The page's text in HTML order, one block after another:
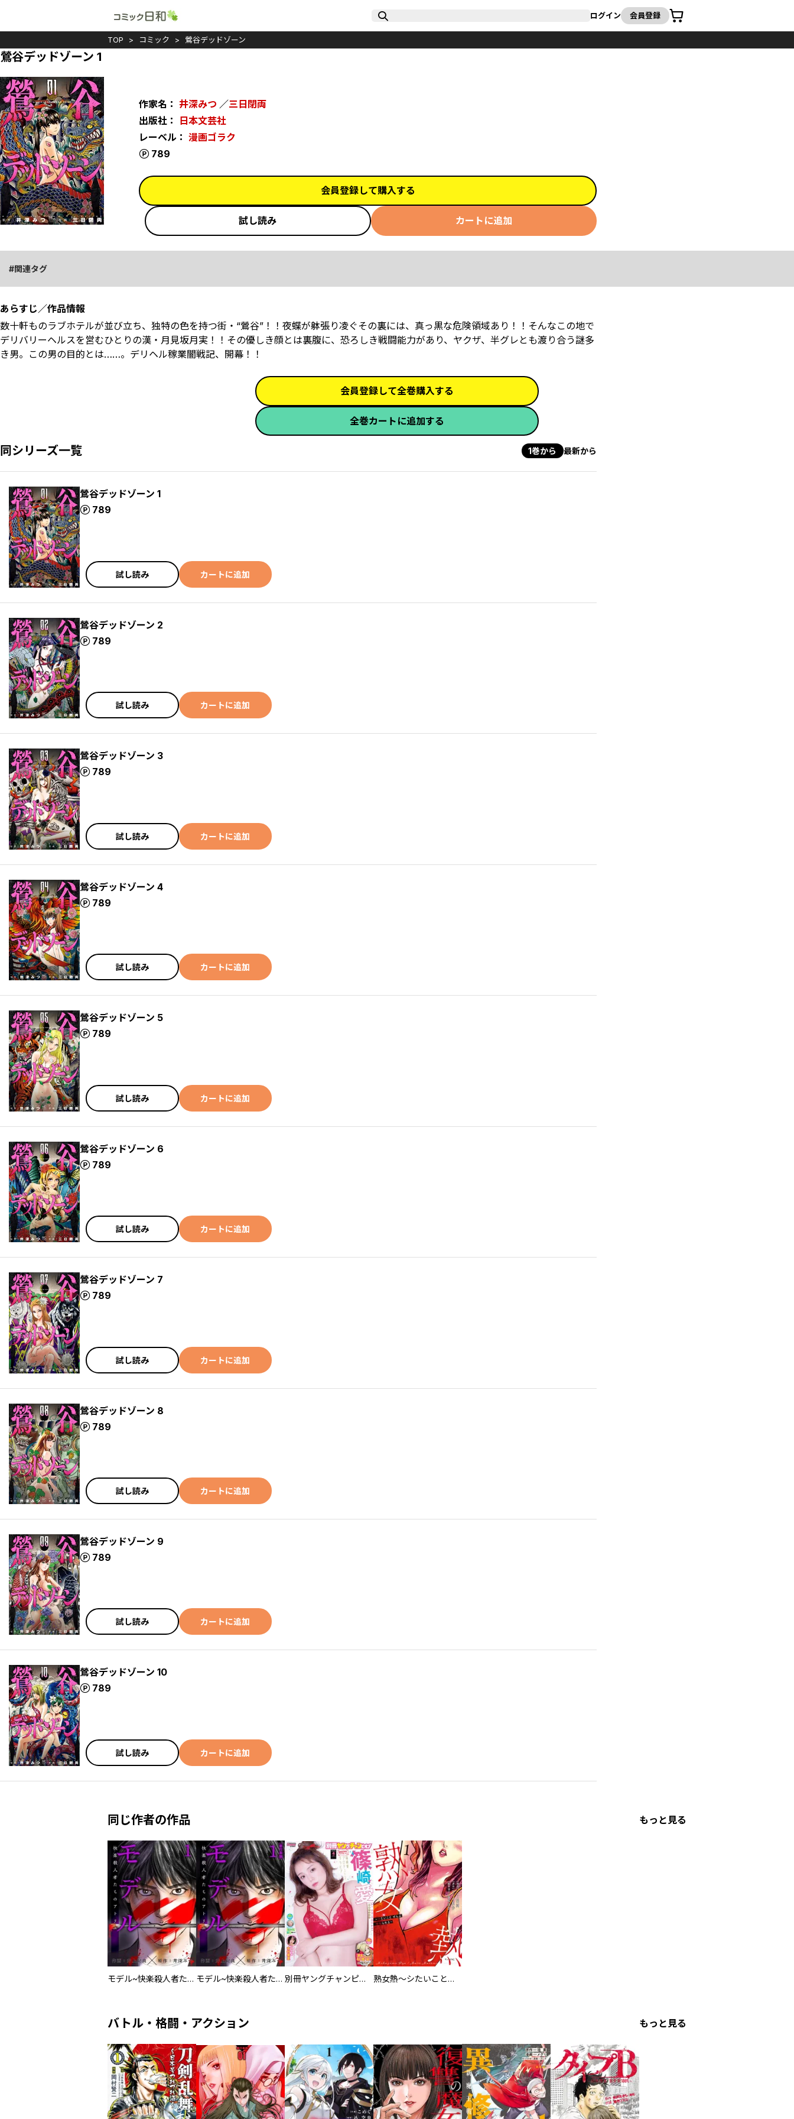
ログイン 会員登録
カート
TOP コミック 鶯谷デッドゾーン
鶯谷デッドゾーン 1
作家名： 井深みつ ／三日閉両
出版社：
日本文芸社
レーベル： 漫画ゴラク
789
ポイント
会員登録して購入する
試し読み カートに追加
関連タグ
あらすじ／作品情報
数十軒ものラブホテルが並び立ち、独特の色を持つ街・“鶯谷”！！夜蝶が躰張り凌ぐその裏には、真っ黒な危険領域あり！！そんなこの地で
デリバリーヘルスを営むひとりの漢・月見坂月実！！その優しき顔とは裏腹に、恐ろしき戦闘能力があり、ヤクザ、半グレとも渡り合う謎多
き男。この男の目的とは……。デリヘル稼業闇戦記、開幕！！
会員登録して全巻購入する
全巻カートに追加する
同シリーズ一覧 1巻から 最新から
鶯谷デッドゾーン 1
789
ポイント
試し読み カートに追加
鶯谷デッドゾーン 2
789
ポイント
試し読み カートに追加
鶯谷デッドゾーン 3
789
ポイント
試し読み カートに追加
鶯谷デッドゾーン 4
789
ポイント
試し読み カートに追加
鶯谷デッドゾーン 5
789
ポイント
試し読み カートに追加
鶯谷デッドゾーン 6
789
ポイント
試し読み カートに追加
鶯谷デッドゾーン 7
789
ポイント
試し読み カートに追加
鶯谷デッドゾーン 8
789
ポイント
試し読み カートに追加
鶯谷デッドゾーン 9
789
ポイント
試し読み カートに追加
鶯谷デッドゾーン 10
789
ポイント
試し読み カートに追加
同じ作者の作品 もっと見る
モデル~快楽殺人者たちのアトリエ~ モデル~快楽殺人者たちのアトリエ~ 単行本版 別冊ヤングチャンピオン 熟女熱～シたいこと ぜんぶ サセられる～
バトル・格闘・アクション もっと見る